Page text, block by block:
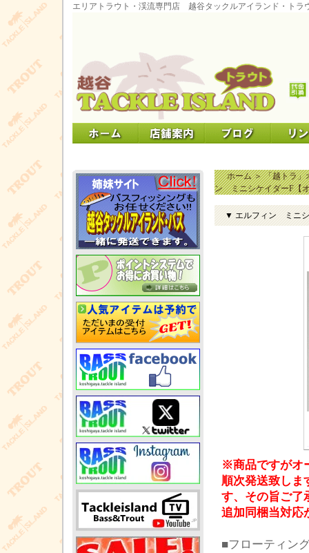
エリアトラウト・渓流専門店 越谷タックルアイランド・トラ
ホーム＞「越トラ」
ン ミニシケイダーF【
▼ エルフィン ミニ
※商品ですがオ
順次発送致しま
す、その旨ご了
追加同梱当対応
■フローティン